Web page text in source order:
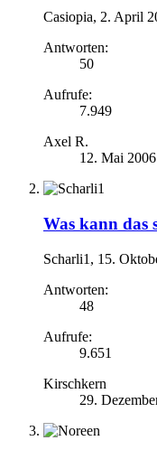
Casiopia, 2. April
Antworten:
50
Aufrufe:
7.949
Axel R.
12. Mai 2006
Was kann das
Scharli1 , 15.
Antworten:
48
Aufrufe:
9.651
Kirschkern
29.